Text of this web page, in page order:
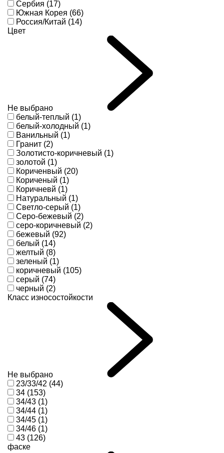
Сербия (17)
Южная Корея (66)
Россия/Китай (14)
Цвет
Не выбрано
белый-теплый (1)
белый-холодный (1)
Ванильный (1)
Гранит (2)
Золотисто-коричневый (1)
золотой (1)
Кориченвый (20)
Кориченый (1)
Коричневй (1)
Натуральный (1)
Светло-серый (1)
Серо-бежевый (2)
серо-коричневый (2)
бежевый (92)
белый (14)
желтый (8)
зеленый (1)
коричневый (105)
серый (74)
черный (2)
Класс износостойкости
Не выбрано
23/33/42 (44)
34 (153)
34/43 (1)
34/44 (1)
34/45 (1)
34/46 (1)
43 (126)
фаске